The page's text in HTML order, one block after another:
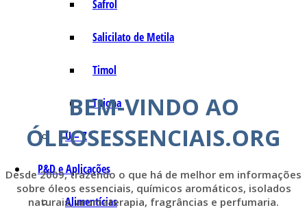
Safrol
Salicilato de Metila
Timol
Tujona
U – Z
P&D e Aplicações
Alimentícias
BEM-VINDO AO
ÓLEOSESSENCIAIS.ORG
Desde 2009, trazendo o que há de melhor em informações
sobre óleos essenciais, químicos aromáticos, isolados
naturais, aromaterapia, fragrâncias e perfumaria.